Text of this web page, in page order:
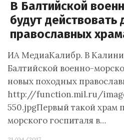
В Балтийской
будут
православных
ИА МедиаКалибр. В
Балтийской военно-
новых походных
http://function.mil.ru/
550.jpgПервый такой храм
морского госпиталя в…